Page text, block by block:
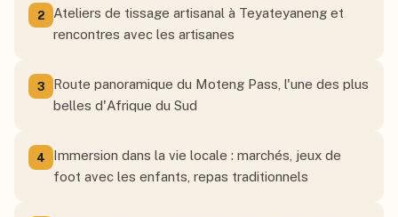
2
Ateliers de tissage artisanal à Teyateyaneng et
rencontres avec les artisanes
3
Route panoramique du Moteng Pass, l'une des plus
belles d'Afrique du Sud
4
Immersion dans la vie locale : marchés, jeux de
foot avec les enfants, repas traditionnels